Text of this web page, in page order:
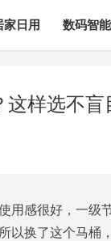
家日用 数码智能
这样选不盲
用感很好，一级
以换了这个马桶